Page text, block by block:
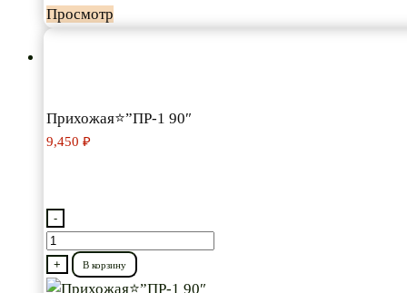
Просмотр
Прихожая⭐”ПР-1 90″
9,450 ₽
-
Количество
товара
Прихожая⭐”ПР-1
+ В корзину